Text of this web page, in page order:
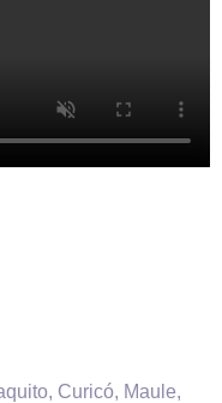
Curicó, Maule,